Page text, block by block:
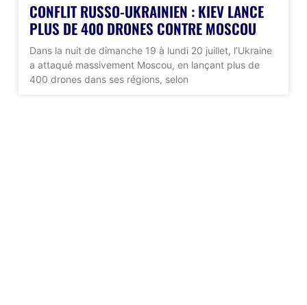
CONFLIT RUSSO-UKRAINIEN : KIEV LANCE
PLUS DE 400 DRONES CONTRE MOSCOU
Dans la nuit de dimanche 19 à lundi 20 juillet, l’Ukraine
a attaqué massivement Moscou, en lançant plus de
400 drones dans ses régions, selon